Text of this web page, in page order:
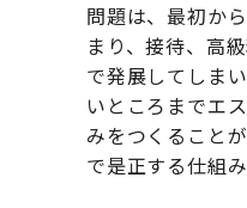
問題は、最初か
まり、接待、高
で発展してしま
いところまでエ
みをつくること
で是正する仕組